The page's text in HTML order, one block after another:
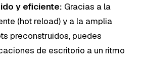
y eficiente: Gracias a la
(hot reload) y a la amplia
preconstruidos, puedes
de escritorio a un ritmo